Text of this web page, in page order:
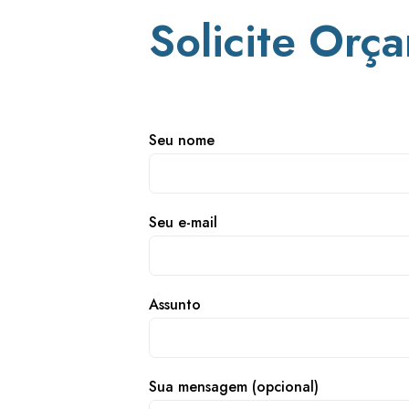
Solicite
Seu nome
Seu e-mail
Assunto
Sua mensagem (opcional)